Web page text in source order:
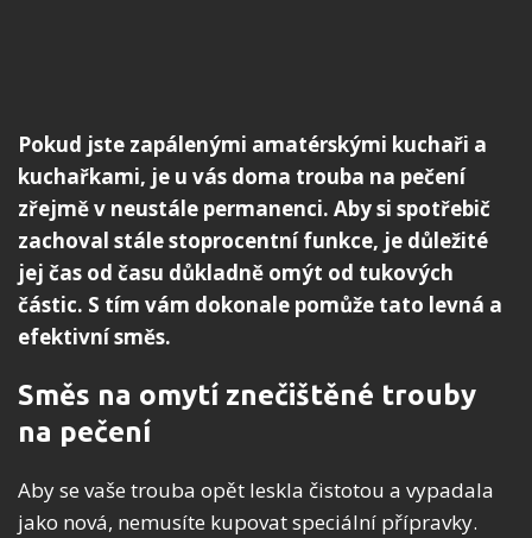
Pokud jste zapálenými amatérskými kuchaři a
kuchařkami, je u vás doma trouba na pečení
zřejmě v neustále permanenci. Aby si spotřebič
zachoval stále stoprocentní funkce, je důležité
jej čas od času důkladně omýt od tukových
částic. S tím vám dokonale pomůže tato levná a
efektivní směs.
Směs na omytí znečištěné trouby
na pečení
Aby se vaše trouba opět leskla čistotou a vypadala
jako nová, nemusíte kupovat speciální přípravky.